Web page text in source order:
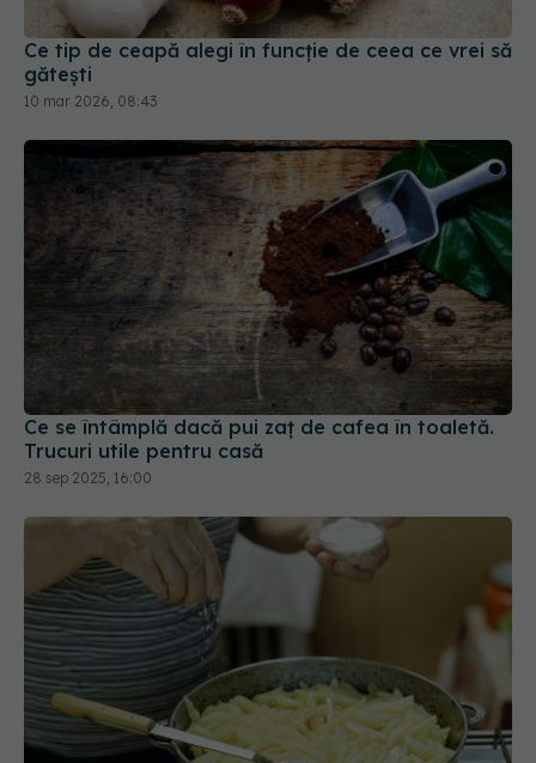
Ce tip de ceapă alegi în funcție de ceea ce vrei să
gătești
10 mar 2026, 08:43
Ce se întâmplă dacă pui zaț de cafea în toaletă.
Trucuri utile pentru casă
28 sep 2025, 16:00